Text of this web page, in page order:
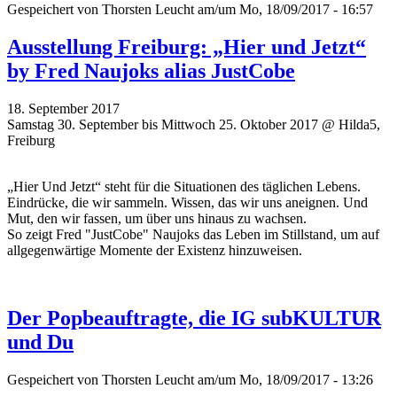
Gespeichert von Thorsten Leucht am/um Mo, 18/09/2017 - 16:57
Ausstellung Freiburg: „Hier und Jetzt“
by Fred Naujoks alias JustCobe
18. September 2017
Samstag 30. September bis Mittwoch 25. Oktober 2017 @ Hilda5,
Freiburg
„Hier Und Jetzt“ steht für die Situationen des täglichen Lebens.
Eindrücke, die wir sammeln. Wissen, das wir uns aneignen. Und
Mut, den wir fassen, um über uns hinaus zu wachsen.
So zeigt Fred "JustCobe" Naujoks das Leben im Stillstand, um auf
allgegenwärtige Momente der Existenz hinzuweisen.
Der Popbeauftragte, die IG subKULTUR
und Du
Gespeichert von Thorsten Leucht am/um Mo, 18/09/2017 - 13:26